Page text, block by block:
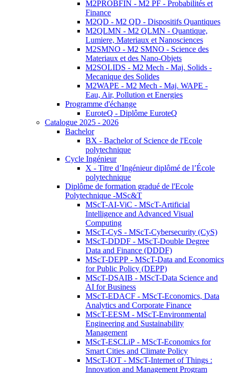
M2PROBFIN - M2 PF - Probabilités et
Finance
M2QD - M2 QD - Dispositifs Quantiques
M2QLMN - M2 QLMN - Quantique,
Lumiere, Materiaux et Nanosciences
M2SMNO - M2 SMNO - Science des
Materiaux et des Nano-Objets
M2SOLIDS - M2 Mech - Maj. Solids -
Mecanique des Solides
M2WAPE - M2 Mech - Maj. WAPE -
Eau, Air, Pollution et Energies
Programme d'échange
EuroteQ - Diplôme EuroteQ
Catalogue 2025 - 2026
Bachelor
BX - Bachelor of Science de l'Ecole
polytechnique
Cycle Ingénieur
X - Titre d’Ingénieur diplômé de l’École
polytechnique
Diplôme de formation gradué de l'Ecole
Polytechnique -MSc&T
MScT-AI-ViC - MScT-Artificial
Intelligence and Advanced Visual
Computing
MScT-CyS - MScT-Cybersecurity (CyS)
MScT-DDDF - MScT-Double Degree
Data and Finance (DDDF)
MScT-DEPP - MScT-Data and Economics
for Public Policy (DEPP)
MScT-DSAIB - MScT-Data Science and
AI for Business
MScT-EDACF - MScT-Economics, Data
Analytics and Corporate Finance
MScT-EESM - MScT-Environmental
Engineering and Sustainability
Management
MScT-ESCLiP - MScT-Economics for
Smart Cities and Climate Policy
MScT-IOT - MScT-Internet of Things :
Innovation and Management Program